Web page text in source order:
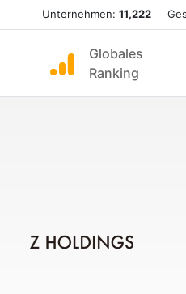
Unternehmen: 11,222
Globales
Ranking